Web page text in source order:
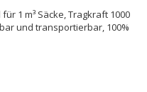
1 m³ Säcke, Tragkraft 1000
und transportierbar, 100%